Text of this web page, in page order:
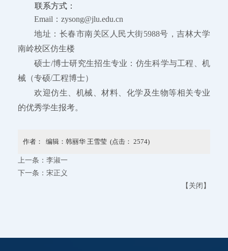
联系方式：
Email：zysong@jlu.edu.cn
地址：长春市南关区人民大街5988号，吉林大学
南岭校区仿生楼
硕士/博士研究生招生专业：仿生科学与工程、机
械（专硕/工程博士）
欢迎仿生、机械、材料、化学及生物等相关专业
的优秀学生报考。
作者： 编辑：韩丽华 王雪莹 (点击： 2574)
上一条： 李淑一
下一条： 宋正义
【 关闭 】